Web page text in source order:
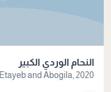
النحام الوردي الكبير
Etayeb and Abogila, 2020